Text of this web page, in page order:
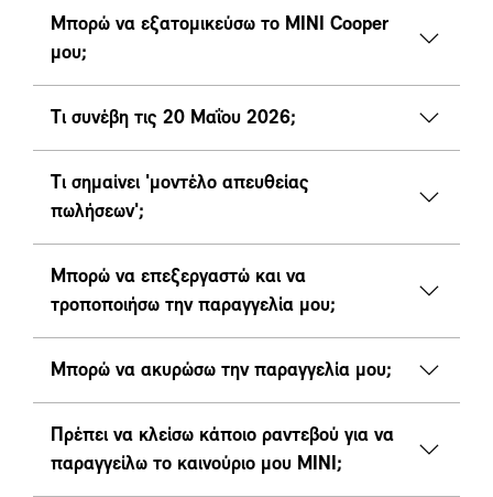
Μπορώ να εξατομικεύσω το MINI Cooper
μου;
Τι συνέβη τις 20 Μαΐου 2026;
Τι σημαίνει 'μοντέλο απευθείας
πωλήσεων';
Μπορώ να επεξεργαστώ και να
τροποποιήσω την παραγγελία μου;
Μπορώ να ακυρώσω την παραγγελία μου;
Πρέπει να κλείσω κάποιο ραντεβού για να
παραγγείλω το καινούριο μου MINI;